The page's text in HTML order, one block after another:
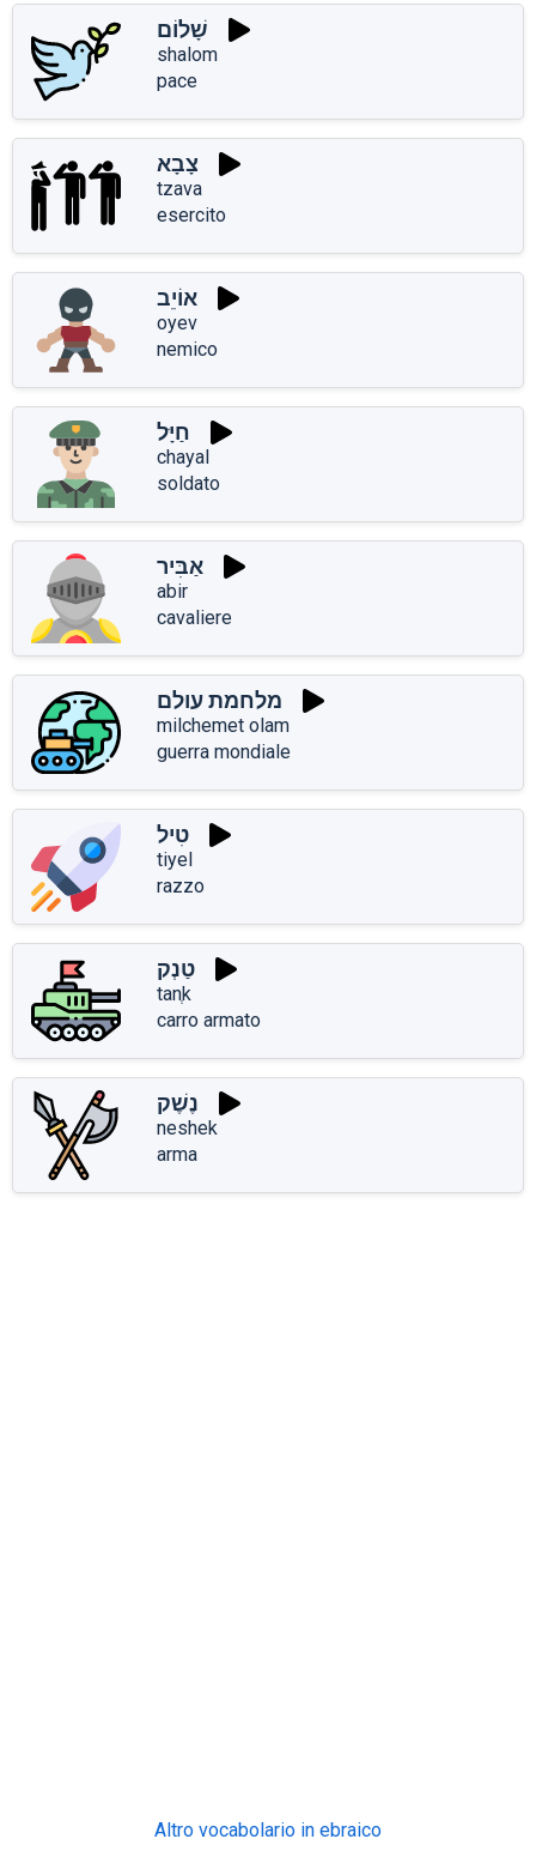
שָׁלוֹם
shalom
pace
צָבָא
tzava
esercito
אוֹיֵב
oyev
nemico
חַיָּל
chayal
soldato
אַבִּיר
abir
cavaliere
מלחמת עולם
milchemet olam
guerra mondiale
טִיל
tiyel
razzo
טַנְק
tanְk
carro armato
נֶשֶׁק
neshek
arma
Altro vocabolario in ebraico